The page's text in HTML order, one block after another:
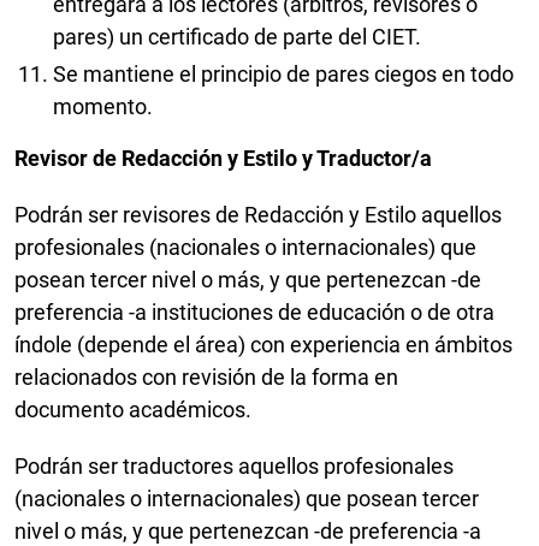
pares) un certificado de parte del CIET.
Se mantiene el principio de pares ciegos en todo
momento.
Revisor de Redacción y Estilo y Traductor/a
Podrán ser revisores de Redacción y Estilo aquellos
profesionales (nacionales o internacionales) que
posean tercer nivel o más, y que pertenezcan -de
preferencia -a instituciones de educación o de otra
índole (depende el área) con experiencia en ámbitos
relacionados con revisión de la forma en
documento académicos.
Podrán ser traductores aquellos profesionales
(nacionales o internacionales) que posean tercer
nivel o más, y que pertenezcan -de preferencia -a